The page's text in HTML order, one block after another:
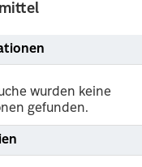
wurden keine
gefunden.